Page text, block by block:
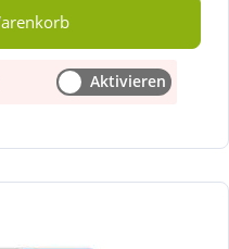
Aktivieren